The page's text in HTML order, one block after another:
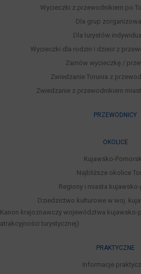
Wycieczki z przewodnikiem po
Dla grup
Dla turystów
Wycieczki dla rodzin i dzieci z
Zamów wycieczkę /
Zwiedzanie Torunia z
Zwiedzanie z przewodnikiem
PRZEWODNICY
OKOLICE
Kujawsko-
Najbliższe okolice
Regiony i miasta
Dziedzictwo kulturowe w woj.
Kanon krajoznawczy województwa
atrakcyjności turystycznej)
PRAKTYCZNE
Informacje